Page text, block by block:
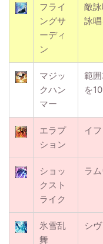
フライ
ングサ
ーディ
ン
敵
詠
マジッ
クハン
マー
範
を
エラプ
ション
イ
ショッ
クスト
ライク
ラ
氷雪乱
舞
シ